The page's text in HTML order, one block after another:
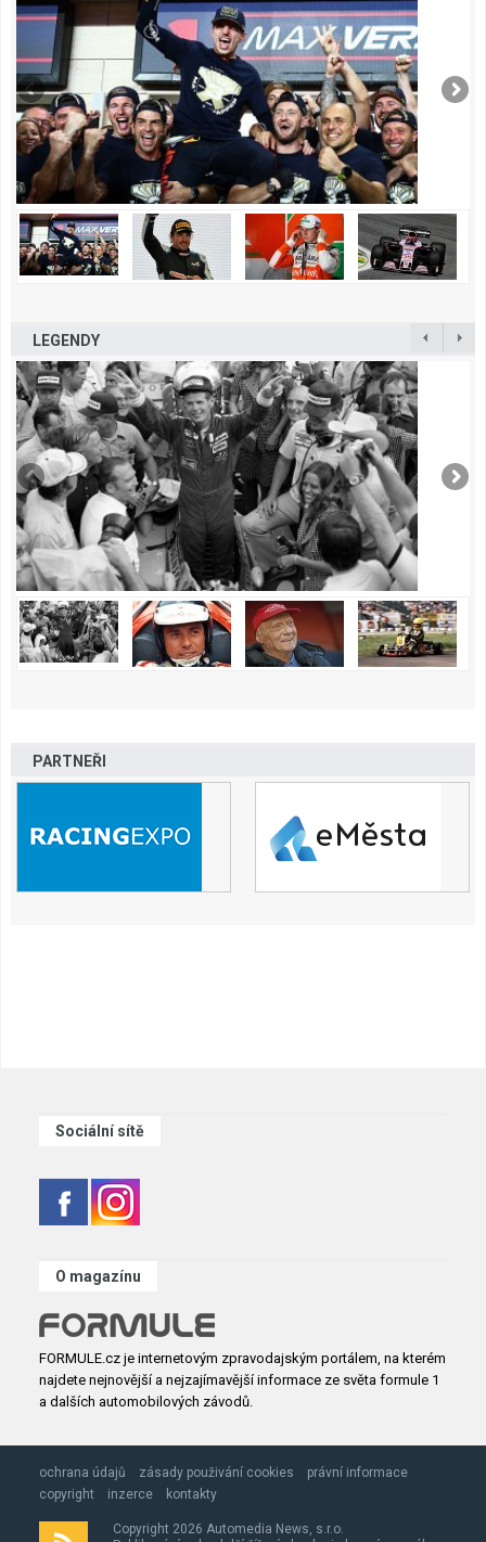
LEGENDY
PARTNEŘI
Sociální sítě
O magazínu
FORMULE.cz je internetovým zpravodajským portálem, na kterém
najdete nejnovější a nejzajímavější informace ze světa formule 1
a dalších automobilových závodů.
ochrana údajů zásady použivání cookies
právní informace
copyright
inzerce kontakty
Copyright 2026 Automedia News, s.r.o.